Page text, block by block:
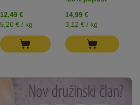
12,49 €
5,20 € / kg
14,99 €
3,12 € / kg